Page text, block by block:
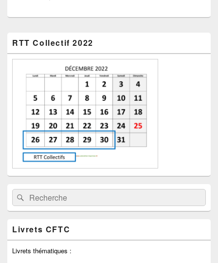
principale
de
widget
RTT Collectif 2022
Recherche :Rechercher
Livrets CFTC
Livrets thématiques :